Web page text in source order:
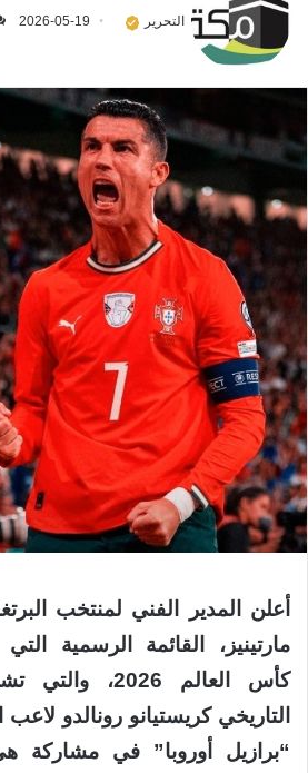
التحرير 2026-05-19
أعلن المدير الفني لمنتخب
مارتينيز، القائمة الرسمية
كأس العالم
التاريخي كريستيانو رونالدو
“برازيل أوروبا” في